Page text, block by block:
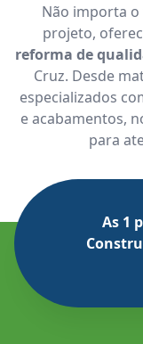
Não importa
projeto,
reforma de
Cruz. Desde
especializados
e acabamentos,
para
As 1